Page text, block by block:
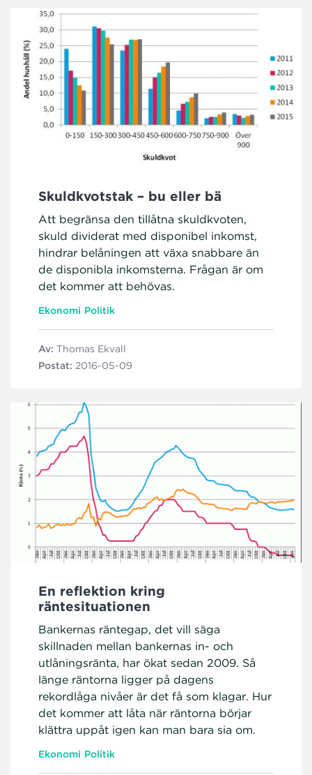
Skuldkvotstak – bu eller bä
Att begränsa den tillåtna skuldkvoten,
skuld dividerat med disponibel inkomst,
hindrar belåningen att växa snabbare än
de disponibla inkomsterna. Frågan är om
det kommer att behövas.
Ekonomi Politik
Av: Thomas Ekvall
Postat: 2016-05-09
En reflektion kring
räntesituationen
Bankernas räntegap, det vill säga
skillnaden mellan bankernas in- och
utlåningsränta, har ökat sedan 2009. Så
länge räntorna ligger på dagens
rekordlåga nivåer är det få som klagar. Hur
det kommer att låta när räntorna börjar
klättra uppåt igen kan man bara sia om.
Ekonomi Politik